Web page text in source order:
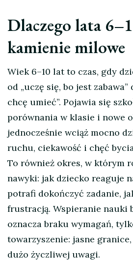
Dlaczego lata
kamienie milowe
Wiek 6–10 lat to czas, gdy
od „uczę się, bo jest zabawa”
chcę umieć”. Pojawia się
porównania w klasie i nowe
jednocześnie wciąż mocno
ruchu, ciekawość i chęć
To również okres, w którym
nawyki: jak dziecko reaguje
potrafi dokończyć zadanie,
frustracją. Wspieranie nauki
oznacza braku wymagań,
towarzyszenie: jasne
dużo życzliwej uwagi.